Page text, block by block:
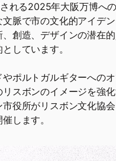
れる2025年大阪万博へ
脈で市の文化的アイデ
創造、デザインの潜在
しています。
ポルトガルギターへの
スボンのイメージを強
役所がリスボン文化協
します。